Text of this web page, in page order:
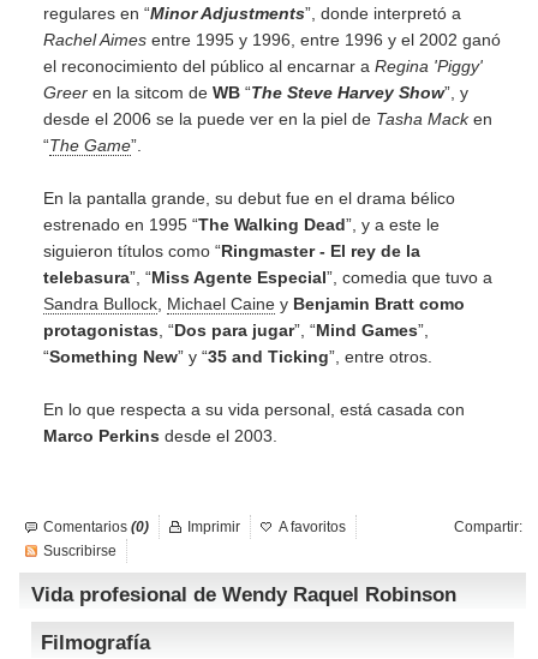
regulares en “Minor Adjustments”, donde interpretó a
Rachel Aimes entre 1995 y 1996, entre 1996 y el 2002 ganó
el reconocimiento del público al encarnar a Regina 'Piggy'
Greer en la sitcom de WB “The Steve Harvey Show”, y
desde el 2006 se la puede ver en la piel de Tasha Macken
“The Game”.
En la pantalla grande, su debut fue en el drama bélico
estrenado en 1995 “The Walking Dead”, y a este le
siguieron títulos como “Ringmaster - El rey de la
telebasura”, “Miss Agente Especial”, comedia que tuvo a
Sandra Bullock Michael Caine y Benjamin Bratt como
protagonistas , “Dos para jugar”, “Mind Games”,
“Something New” y “35 and Ticking”, entre otros.
En lo que respecta a su vida personal, está casada con
Marco Perkins desde el 2003.
Comentarios (0) Compartir:
Imprimir
A favoritos
Suscribirse
Vida profesional de Wendy Raquel Robinson
Filmografía